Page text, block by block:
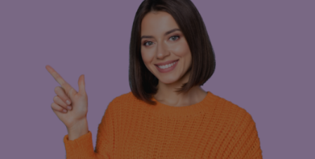
stuur verstelbaar
stuurwiel multifunctioneel
Telefoonvoorbereiding Premium
Trekhaak
vermoeidheids herkenning